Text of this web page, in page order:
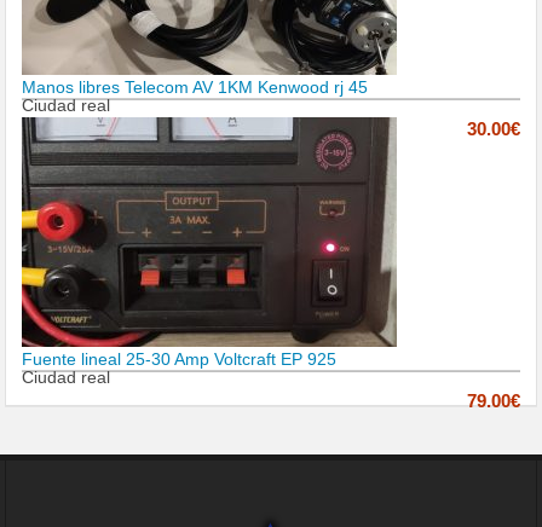
Manos libres Telecom AV 1KM Kenwood rj 45
Ciudad real
30.00€
Fuente lineal 25-30 Amp Voltcraft EP 925
Ciudad real
79.00€